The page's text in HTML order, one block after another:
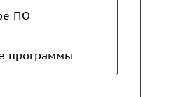
ПО
программы